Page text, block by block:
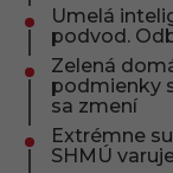
Umelá
podvod.
Zelená
podmienky
sa zmení
Extrémne
SHMÚ